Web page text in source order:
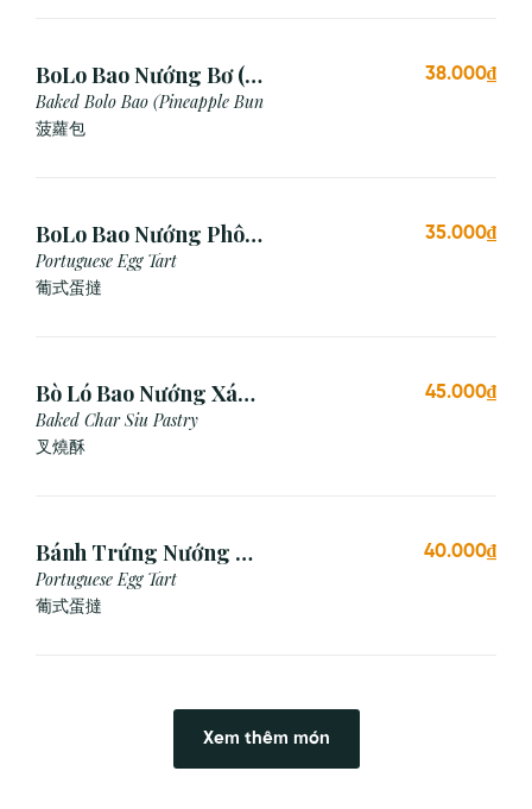
BoLo Bao Nướng Bơ (1
Cái)
Baked Bolo Bao (Pineapple Bun
菠蘿包
38.000₫
BoLo Bao Nướng Phô
Mai (1 Cái)
Portuguese Egg Tart
葡式蛋撻
35.000₫
Bò Ló Bao Nướng Xá
Xíu (1 Cái)
Baked Char Siu Pastry
叉燒酥
45.000₫
Bánh Trứng Nướng Bồ
Đào Nha (2 Cái)
Portuguese Egg Tart
葡式蛋撻
40.000₫
Xem thêm món